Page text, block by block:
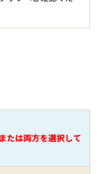
たは両方を選択して